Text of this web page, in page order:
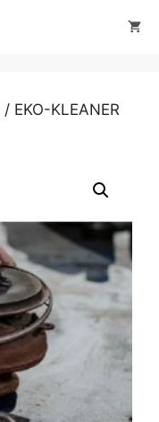
/ EKO-KLEANER